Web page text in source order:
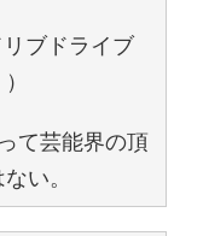
ブドライブ
て芸能界の頂
い。